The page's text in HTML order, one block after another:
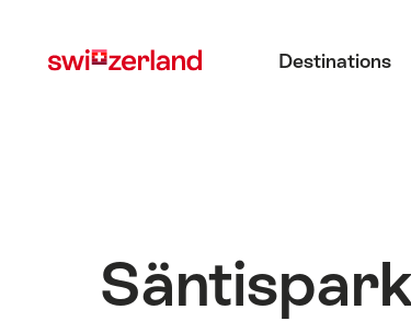
myswitzerland.com
Destinations